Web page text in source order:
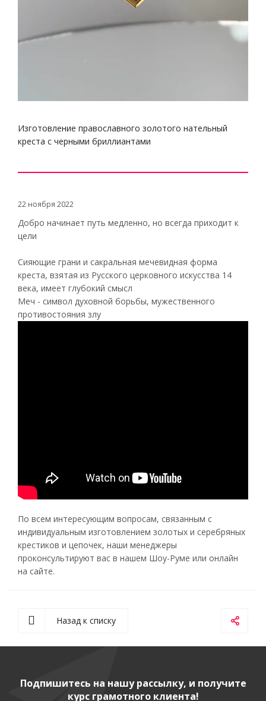
Изготовление православного золотого нательный
креста с черными бриллиантами
22 ноября 2022
Добро начинает путь медленно, но всегда приходит к
цели
Сияющие грани и сакральная мечевидная форма
креста, взятая из Русского церковного искусства 14
века, имеет глубокий смысл
Меч - символ духовной борьбы, мужественного
противостояния злу
По всем интересующим вопросам, связанным с
индивидуальным изготовлением золотых и серебряных
крестиков и цепочек, наши менеджеры
проконсультируют вас в нашем Шоу-Руме или онлайн
на сайте.
Назад к списку
Подпишитесь на нашу рассылку, и получите
курс грамотного клиента!